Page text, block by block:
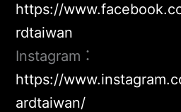
https://
rdtaiwan
Instagram：
https://
ardtaiwan/